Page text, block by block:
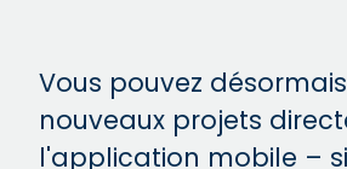
Vous pouvez
nouveaux projets
l'application mobile –